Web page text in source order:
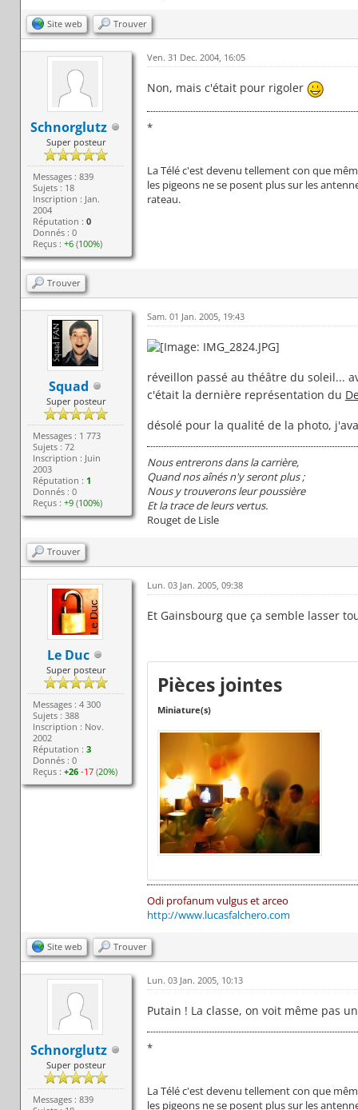
Site web Trouver
Schnorglutz
Super posteur
Messages : 839
Sujets : 18
Inscription : Jan.
2004
Réputation :0
Donnés : 0
Reçus :+6 (100%)
Ven. 31 Dec. 2004, 16:05
Non, mais c'était pour rigoler
*
La Télé c'est devenu tellement con que
les pigeons ne se posent plus sur les
rateau.
Trouver
Squad
Super posteur
Messages : 1 773
Sujets : 72
Inscription : Juin
2003
Réputation : 1
Donnés : 0
Reçus :+9 (100%)
Sam. 01 Jan. 2005, 19:43
réveillon passé au théâtre du soleil...
c'était la dernière représentation du
désolé pour la qualité de la photo,
Nous entrerons dans la carrière,
Quand nos aînés n'y seront plus ;
Nous y trouverons leur poussière
Et la trace de leurs vertus.
Rouget de Lisle
Trouver
Le Duc
Super posteur
Messages : 4 300
Sujets : 388
Inscription : Nov.
2002
Réputation :3
Donnés : 0
Reçus :+26 -17 (20%)
Lun. 03 Jan. 2005, 09:38
Et Gainsbourg que ça semble lasser
Pièces jointes
Miniature(s)
Odi profanum vulgus et arceo
http://www.lucasfalchero.com
Site web Trouver
Schnorglutz
Super posteur
Messages : 839
Lun. 03 Jan. 2005, 10:13
Putain ! La classe, on voit même pas
*
La Télé c'est devenu tellement con que
les pigeons ne se posent plus sur les